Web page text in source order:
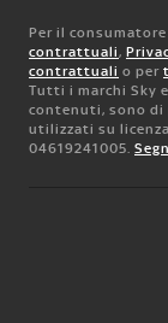
Per il
contrattuali,
contrattuali o per
Tutti i marchi Sky
contenuti, sono di
utilizzati su
04619241005.